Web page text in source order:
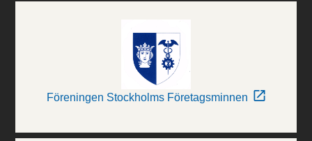
Föreningen Stockholms Företagsminnen